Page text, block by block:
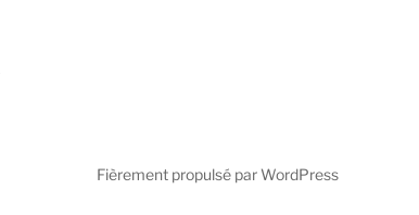
Fièrement propulsé par WordPress